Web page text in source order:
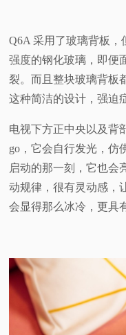
Q6A 采用了玻璃背板
强度的钢化玻璃，即便
裂。而且整块玻璃背板
这种简洁的设计，强迫
电视下方正中央以及背
go，它会自行发光，仿
启动的那一刻，它也会
动规律，很有灵动感，
会显得那么冰冷，更具